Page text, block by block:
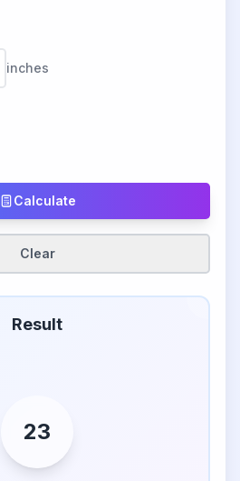
inches
Calculate
Clear
Result
23